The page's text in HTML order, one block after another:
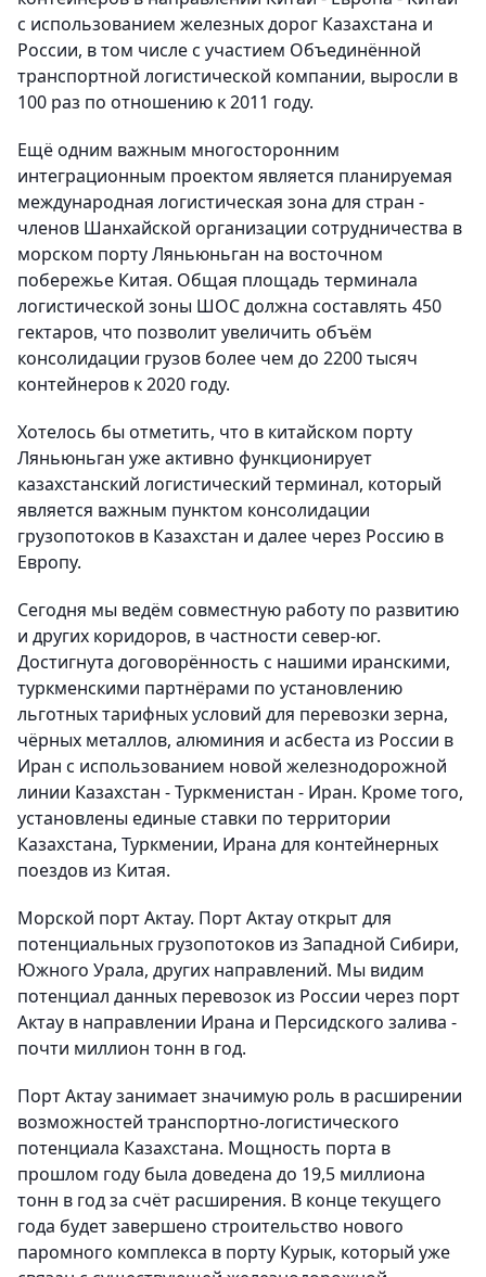
с использованием железных дорог Казахстана и
России, в том числе с участием Объединённой
транспортной логистической компании, выросли в
100 раз по отношению к 2011 году.
Ещё одним важным многосторонним
интеграционным проектом является планируемая
международная логистическая зона для стран -
членов Шанхайской организации сотрудничества в
морском порту Ляньюньган на восточном
побережье Китая. Общая площадь терминала
логистической зоны ШОС должна составлять 450
гектаров, что позволит увеличить объём
консолидации грузов более чем до 2200 тысяч
контейнеров к 2020 году.
Хотелось бы отметить, что в китайском порту
Ляньюньган уже активно функционирует
казахстанский логистический терминал, который
является важным пунктом консолидации
грузопотоков в Казахстан и далее через Россию в
Европу.
Сегодня мы ведём совместную работу по развитию
и других коридоров, в частности север-юг.
Достигнута договорённость с нашими иранскими,
туркменскими партнёрами по установлению
льготных тарифных условий для перевозки зерна,
чёрных металлов, алюминия и асбеста из России в
Иран с использованием новой железнодорожной
линии Казахстан - Туркменистан - Иран. Кроме того,
установлены единые ставки по территории
Казахстана, Туркмении, Ирана для контейнерных
поездов из Китая.
Морской порт Актау. Порт Актау открыт для
потенциальных грузопотоков из Западной Сибири,
Южного Урала, других направлений. Мы видим
потенциал данных перевозок из России через порт
Актау в направлении Ирана и Персидского залива -
почти миллион тонн в год.
Порт Актау занимает значимую роль в расширении
возможностей транспортно-логистического
потенциала Казахстана. Мощность порта в
прошлом году была доведена до 19,5 миллиона
тонн в год за счёт расширения. В конце текущего
года будет завершено строительство нового
паромного комплекса в порту Курык, который уже